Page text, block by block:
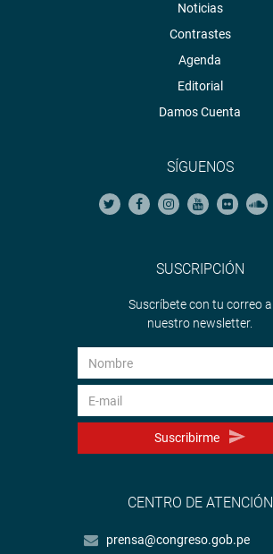
Noticias
Contrastes
Agenda
Editorial
Damos Cuenta
SÍGUENOS
SUSCRIPCIÓN
Suscríbete con tu correo a
nuestro newsletter.
Suscribirme
CENTRO DE ATENCIÓN
prensa@congreso.gob.pe